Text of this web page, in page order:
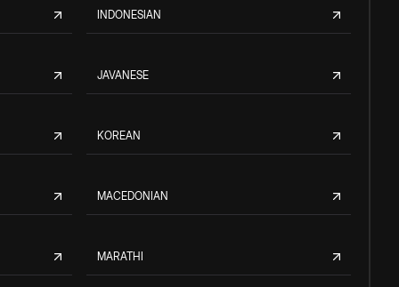
INDONESIAN
JAVANESE
KOREAN
MACEDONIAN
MARATHI